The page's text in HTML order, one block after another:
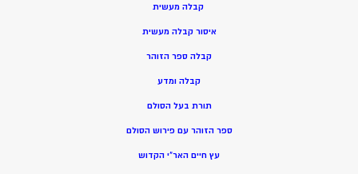
קבלה מעשית
איסור קבלה מעשית
קבלה ספר הזוהר
קבלה ומדע
תורת בעל הסולם
ספר הזוהר עם פירוש הסולם
עץ חיים האר”י הקדוש